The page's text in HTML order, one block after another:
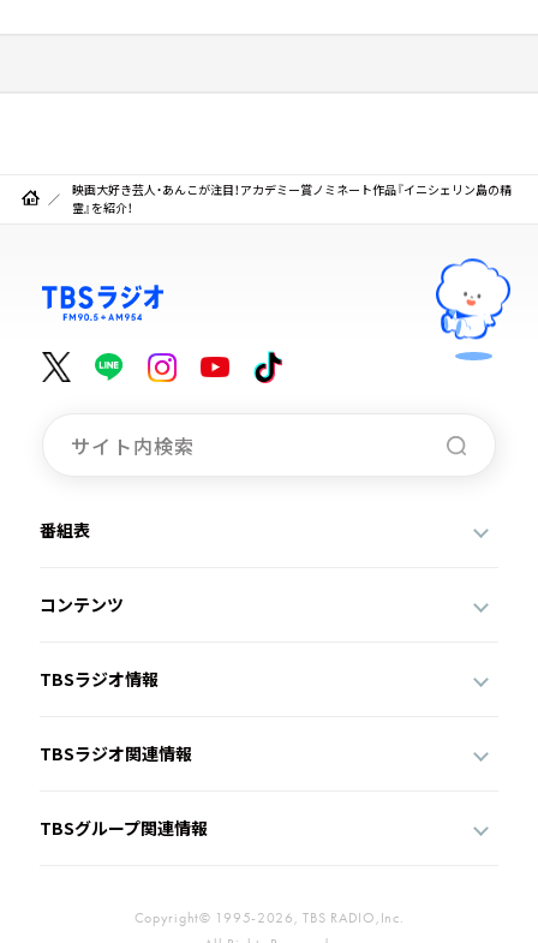
映画大好き芸人・あんこが注目！アカデミー賞ノミネート作品『イニシェリン島の精
霊』を紹介！
番組表
コンテンツ
TBSラジオ情報
TBSラジオ関連情報
TBSグループ関連情報
Copyright© 1995-2026, TBS RADIO,Inc.